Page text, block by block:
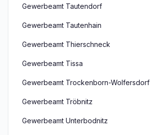
Gewerbeamt Tautendorf
Gewerbeamt Tautenhain
Gewerbeamt Thierschneck
Gewerbeamt Tissa
Gewerbeamt Trockenborn-Wolfersdorf
Gewerbeamt Tröbnitz
Gewerbeamt Unterbodnitz